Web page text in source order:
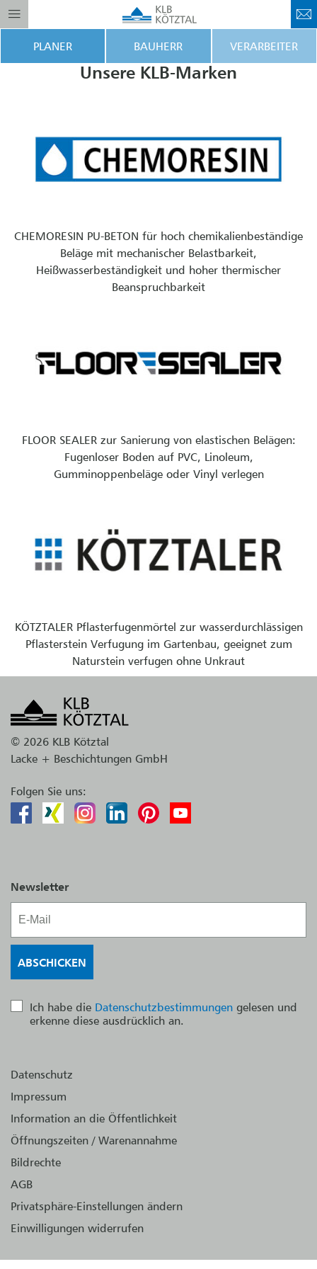
PLANER BAUHERR VERARBEITER
Unsere KLB-Marken
CHEMORESIN PU-BETON für hoch chemikalienbeständige
Beläge mit mechanischer Belastbarkeit,
Heißwasserbeständigkeit und hoher thermischer
Beanspruchbarkeit
FLOOR SEALER zur Sanierung von elastischen Belägen:
Fugenloser Boden auf PVC, Linoleum,
Gumminoppenbeläge oder Vinyl verlegen
KÖTZTALER Pflasterfugenmörtel zur wasserdurchlässigen
Pflasterstein Verfugung im Gartenbau, geeignet zum
Naturstein verfugen ohne Unkraut
© 2026 KLB Kötztal
Lacke + Beschichtungen GmbH
Folgen Sie uns:
Newsletter
Ich habe die Datenschutzbestimmungen gelesen und
erkenne diese ausdrücklich an.
Datenschutz
Impressum
Information an die Öffentlichkeit
Öffnungszeiten / Warenannahme
Bildrechte
AGB
Privatsphäre-Einstellungen ändern
Einwilligungen widerrufen